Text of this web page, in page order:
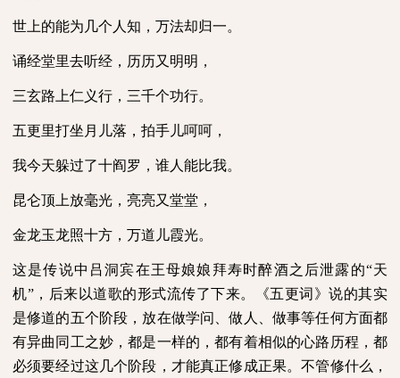
世上的能为几个人知，万法却归一。
诵经堂里去听经，历历又明明，
三玄路上仁义行，三千个功行。
五更里打坐月儿落，拍手儿呵呵，
我今天躲过了十阎罗，谁人能比我。
昆仑顶上放毫光，亮亮又堂堂，
金龙玉龙照十方，万道儿霞光。
这是传说中吕洞宾在王母娘娘拜寿时醉酒之后泄露的“天
机”，后来以道歌的形式流传了下来。《五更词》说的其实
是修道的五个阶段，放在做学问、做人、做事等任何方面都
有异曲同工之妙，都是一样的，都有着相似的心路历程，都
必须要经过这几个阶段，才能真正修成正果。不管修什么，